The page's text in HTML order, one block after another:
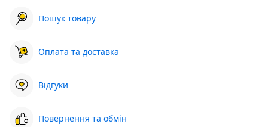
Пошук товару
Оплата та доставка
Відгуки
Повернення та обмін